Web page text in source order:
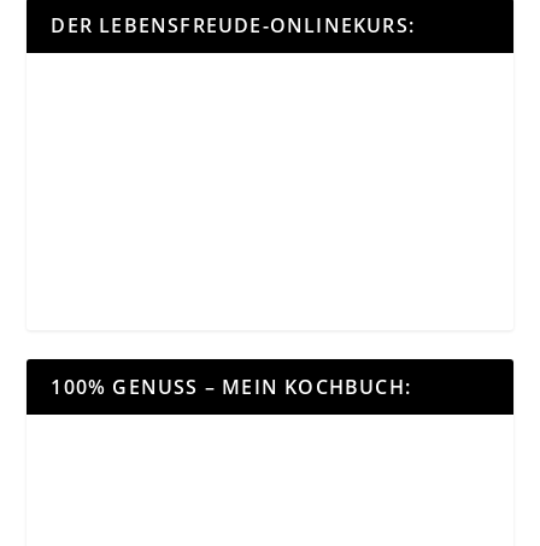
DER LEBENSFREUDE-ONLINEKURS:
100% GENUSS – MEIN KOCHBUCH: